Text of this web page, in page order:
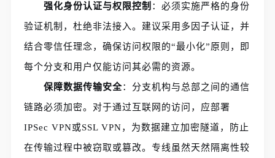
强化身份认证与权限控制 ：必须实施严格的身份
验证机制，杜绝非法接入。建议采用多因子认证，并
结合零信任理念，确保访问权限的“最小化”原则，即
每个分支和用户仅能访问其必需的资源。
保障数据传输安全：分支机构与总部之间的通信
链路必须加密。对于通过互联网的访问，应部署
IPSec VPN或SSL VPN，为数据建立加密隧道，防止
在传输过程中被窃取或篡改。专线虽然天然隔离性较